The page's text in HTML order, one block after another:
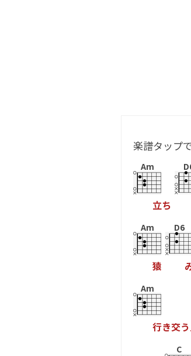
楽譜タップ
Am
立ち
Am
猿
D6
Am
行き交う
C